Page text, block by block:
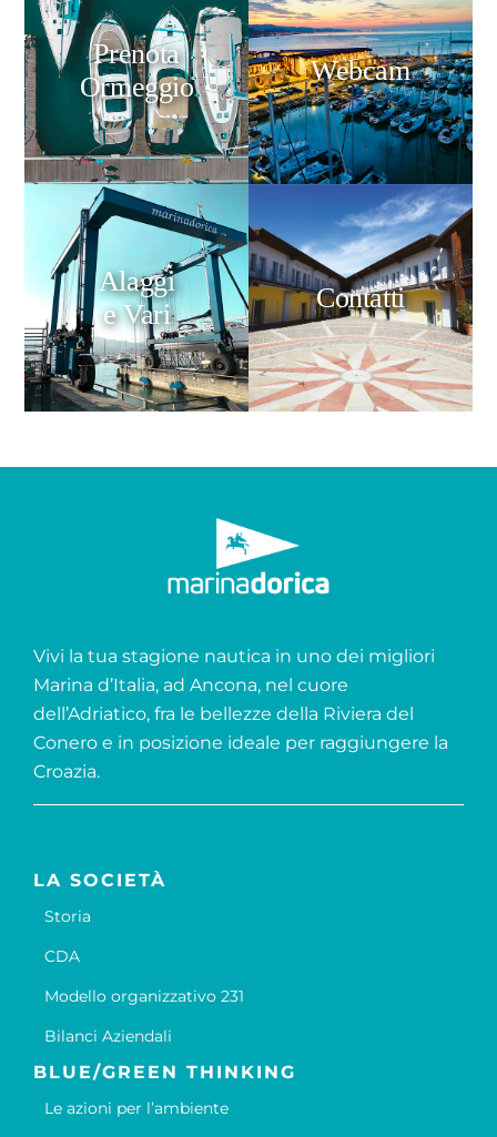
Prenota
Ormeggio
Webcam
Alaggi
e Vari
Contatti
Vivi la tua stagione nautica in uno dei migliori
Marina d’Italia, ad Ancona, nel cuore
dell’Adriatico, fra le bellezze della Riviera del
Conero e in posizione ideale per raggiungere la
Croazia.
LA SOCIETÀ
Storia
CDA
Modello organizzativo 231
Bilanci Aziendali
BLUE/GREEN THINKING
Le azioni per l’ambiente